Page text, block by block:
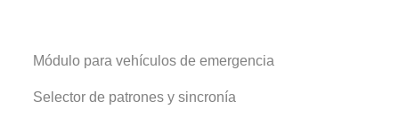
Módulo para vehículos de emergencia
Selector de patrones y sincronía